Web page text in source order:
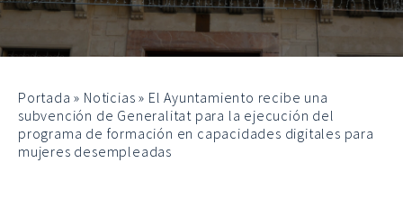
Portada » Noticias » El Ayuntamiento recibe una
subvención de Generalitat para la ejecución del
programa de formación en capacidades digitales para
mujeres desempleadas